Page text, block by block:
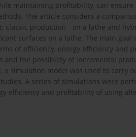
maintaining profitability, can
The article considers a
classic production - on a lathe and
surfaces on a lathe. The main goal
of efficiency, energy efficiency and
and the possibility of incremental
simulation model was used to carry
A series of simulations were
efficiency and profitability of using